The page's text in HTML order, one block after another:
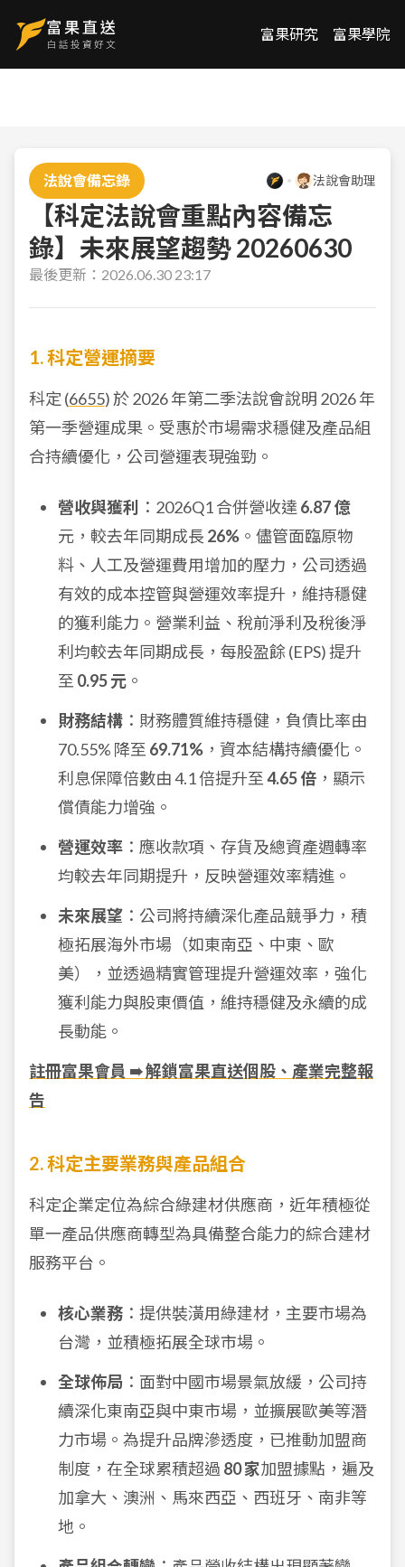
富果研究 富果學院
法說會備忘錄 法說會助理
【科定法說會重點內容備忘
錄】未來展望趨勢 20260630
最後更新： 2026.06.30 23:17
1. 科定營運摘要
科定 (6655) 於 2026 年第二季法說會說明 2026 年
第一季營運成果。受惠於市場需求穩健及產品組
合持續優化，公司營運表現強勁。
營收與獲利 ：2026Q1 合併營收達 6.87 億
元，較去年同期成長 26% 。儘管面臨原物
料、人工及營運費用增加的壓力，公司透過
有效的成本控管與營運效率提升，維持穩健
的獲利能力。營業利益、稅前淨利及稅後淨
利均較去年同期成長，每股盈餘 (EPS) 提升
至 0.95 元 。
財務結構 ：財務體質維持穩健，負債比率由
70.55% 降至 69.71% ，資本結構持續優化。
利息保障倍數由 4.1 倍提升至 4.65 倍 ，顯示
償債能力增強。
營運效率 ：應收款項、存貨及總資產週轉率
均較去年同期提升，反映營運效率精進。
未來展望 ：公司將持續深化產品競爭力，積
極拓展海外市場（如東南亞、中東、歐
美），並透過精實管理提升營運效率，強化
獲利能力與股東價值，維持穩健及永續的成
長動能。
註冊富果會員 ➠ 解鎖富果直送個股、產業完整報
告
2. 科定主要業務與產品組合
科定企業定位為綜合綠建材供應商，近年積極從
單一產品供應商轉型為具備整合能力的綜合建材
服務平台。
核心業務 ：提供裝潢用綠建材，主要市場為
台灣，並積極拓展全球市場。
全球佈局 ：面對中國市場景氣放緩，公司持
續深化東南亞與中東市場，並擴展歐美等潛
力市場。為提升品牌滲透度，已推動加盟商
制度，在全球累積超過 80 家加盟據點，遍及
加拿大、澳洲、馬來西亞、西班牙、南非等
地。